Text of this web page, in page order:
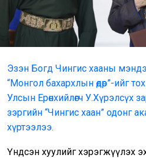
Эзэн Богд Чингис хааны
“Монгол бахархлын өдөр”-ийг
Улсын Ерөнхийлөгч У.Хүрэлсүх
зэргийн “Чингис хаан” одонг
хүртээлээ.
Үндсэн хуулийг хэрэгжүүлэх